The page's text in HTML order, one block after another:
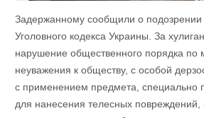
Задержанному сообщили о подозрении
Уголовного кодекса Украины. За
нарушение общественного порядка по
неуважения к обществу, с особой
с применением предмета, специально
для нанесения телесных повреждений,